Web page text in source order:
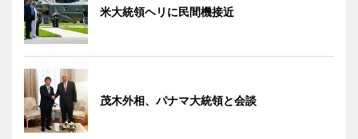
米大統領ヘリに民間機接近
茂木外相、パナマ大統領と会談